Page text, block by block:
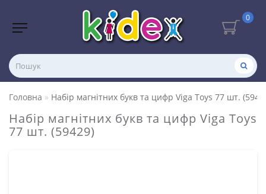
0
Головна Набір магнітних букв та цифр Viga Toys 77 шт.
Набір магнітних букв та цифр Viga Toys
77 шт. (59429)